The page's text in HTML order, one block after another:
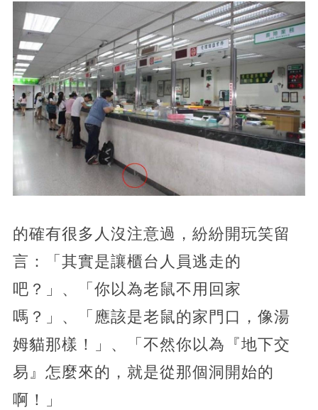
的確有很多人沒注意過，紛紛開玩笑留
言：「其實是讓櫃台人員逃走的
吧？」、「你以為老鼠不用回家
嗎？」、「應該是老鼠的家門口，像湯
姆貓那樣！」、「不然你以為『地下交
易』怎麼來的，就是從那個洞開始的
啊！」